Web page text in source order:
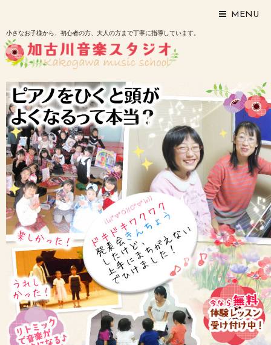
MENU
小さなお子様から、初心者の方、大人の方まで丁寧に指導しています。